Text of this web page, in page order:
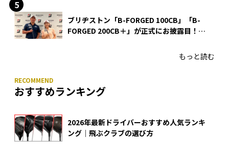
ブリヂストン「B-FORGED 100CB」「B-
FORGED 200CB＋」が正式にお披露目！
もっと読む
おすすめランキング
2026年最新ドライバーおすすめ人気ランキ
ング｜飛ぶクラブの選び方